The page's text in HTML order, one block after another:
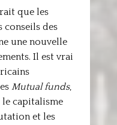
que les
conseils des
une nouvelle
Il est vrai
Mutual funds,
le capitalisme
et les